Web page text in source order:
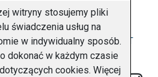
O FIRMIE KONTAKT
witryny stosujemy pliki
świadczenia usług na
w indywidualny sposób.
dokonać w każdym czasie
cookies. Więcej